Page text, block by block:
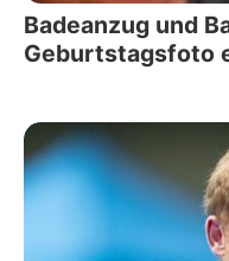
Badeanzug und
Geburtstagsfoto